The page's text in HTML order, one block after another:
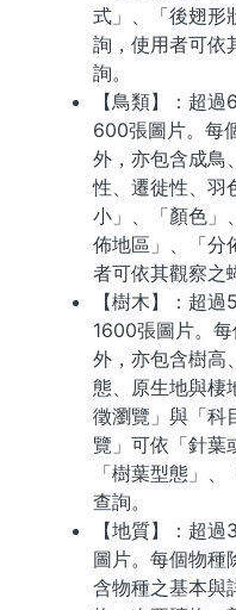
式」、「後翅形
詢，使用者可依
詢。
【鳥類】：超
600張圖片。每
外，亦包含成鳥
性、遷徙性、羽
小」、「顏色」
佈地區」、「分
者可依其觀察之
【樹木】：超
1600張圖片。
外，亦包含樹高
態、原生地與棲
徵瀏覽」與「科
覽」可依「針葉
「樹葉型態」
查詢。
【地質】：超
圖片。每個物種
含物種之基本與